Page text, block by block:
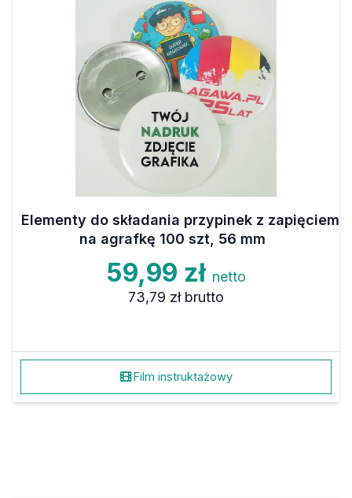
Elementy do składania przypinek z zapięciem
na agrafkę 100 szt, 56 mm
59,99 zł netto
73,79 zł brutto
Film instruktażowy